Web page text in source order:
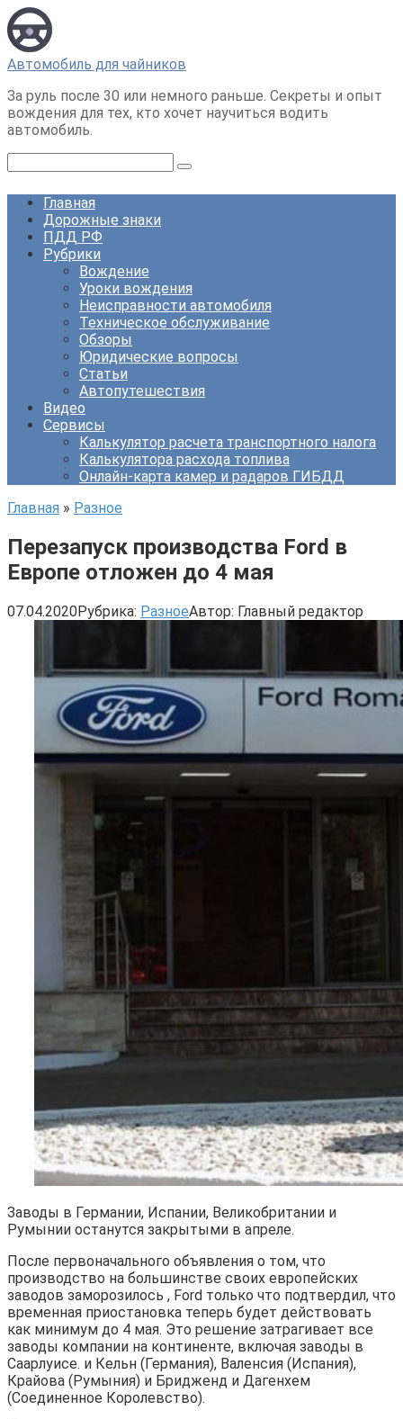
Перейти
к
контенту
Автомобиль для чайников
За руль после 30 или немного раньше. Секреты и опыт
вождения для тех, кто хочет научиться водить
автомобиль.
Главная
Дорожные знаки
ПДД РФ
Рубрики
Вождение
Уроки вождения
Неисправности автомобиля
Техническое обслуживание
Обзоры
Юридические вопросы
Статьи
Автопутешествия
Видео
Сервисы
Калькулятор расчета транспортного налога
Калькулятора расхода топлива
Онлайн-карта камер и радаров ГИБДД
Главная » Разное
Перезапуск производства Ford в
Европе отложен до 4 мая
07.04.2020Рубрика: РазноеАвтор: Главный редактор
Заводы в Германии, Испании, Великобритании и
Румынии останутся закрытыми в апреле.
После первоначального объявления о том, что
производство на большинстве своих европейских
заводов заморозилось , Ford только что подтвердил, что
временная приостановка теперь будет действовать
как минимум до 4 мая. Это решение затрагивает все
заводы компании на континенте, включая заводы в
Саарлуисе. и Кельн (Германия), Валенсия (Испания),
Крайова (Румыния) и Бридженд и Дагенхем
(Соединенное Королевство).